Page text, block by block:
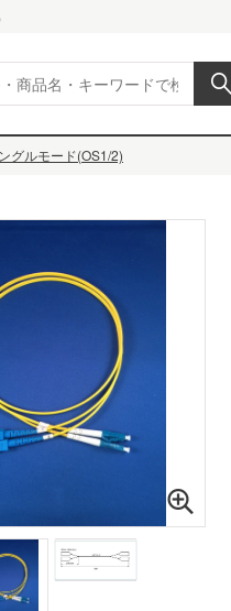
グルモード(OS1/2)